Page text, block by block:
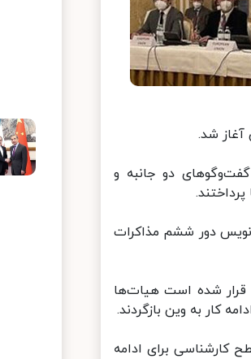
شد.
دو جانبه و
دور ششم مذاکرات
شده است هیات‌ها
کار به وین بازگردند.
برای ادامه